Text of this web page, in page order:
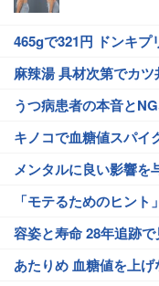
465gで321円 ドンキプ
麻辣湯 具材次第でカツ
うつ病患者の本音と
キノコで血糖値スパイ
メンタルに良い影響を
「モテるためのヒント
容姿と寿命 28年追跡
あたりめ 血糖値を上げ